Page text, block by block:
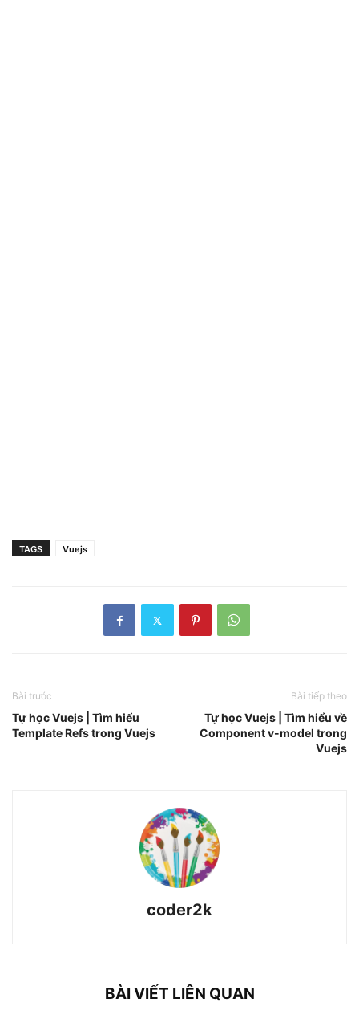
TAGS Vuejs
Bài trước
Tự học Vuejs | Tìm hiểu
Template Refs trong Vuejs
Bài tiếp theo
Tự học Vuejs | Tìm hiểu về
Component v-model trong
Vuejs
coder2k
BÀI VIẾT LIÊN QUAN